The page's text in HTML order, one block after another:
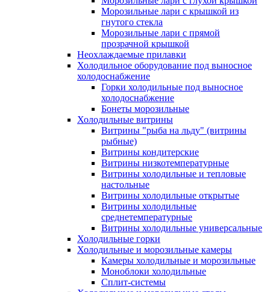
Морозильные лари с крышкой из
гнутого стекла
Морозильные лари с прямой
прозрачной крышкой
Неохлаждаемые прилавки
Холодильное оборудование под выносное
холодоснабжение
Горки холодильные под выносное
холодоснабжение
Бонеты морозильные
Холодильные витрины
Витрины "рыба на льду" (витрины
рыбные)
Витрины кондитерские
Витрины низкотемпературные
Витрины холодильные и тепловые
настольные
Витрины холодильные открытые
Витрины холодильные
среднетемпературные
Витрины холодильные универсальные
Холодильные горки
Холодильные и морозильные камеры
Камеры холодильные и морозильные
Моноблоки холодильные
Сплит-системы